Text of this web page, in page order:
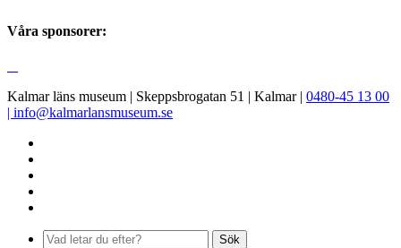
Våra sponsorer:
Kalmar läns museum | Skeppsbrogatan 51 | Kalmar | 0480-45 13 00
| info@kalmarlansmuseum.se
Sök